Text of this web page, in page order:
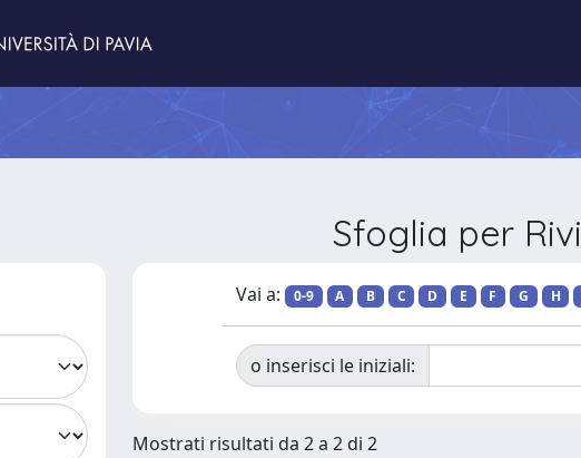
Sfoglia per
Vai a: 0-9 A B C D E F G H
o inserisci le iniziali:
Mostrati risultati da 2 a 2 di 2